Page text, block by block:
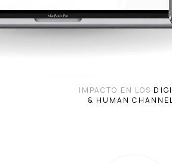
IMPACTO EN LOS
& HUMAN